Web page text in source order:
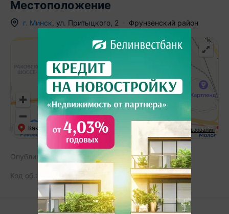
Местоположение
г. Минск ул. Притыцкого 2 Фрунзенский район
Условия использования
Как добраться API Карт
Опубликовано: 05.03.2025
Код об.: